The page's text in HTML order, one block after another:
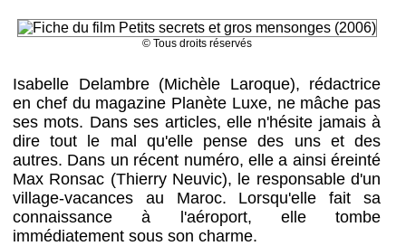
© Tous droits réservés
Isabelle Delambre (Michèle Laroque), rédactrice
en chef du magazine Planète Luxe, ne mâche pas
ses mots. Dans ses articles, elle n'hésite jamais à
dire tout le mal qu'elle pense des uns et des
autres. Dans un récent numéro, elle a ainsi éreinté
Max Ronsac (Thierry Neuvic), le responsable d'un
village-vacances au Maroc. Lorsqu'elle fait sa
connaissance à l'aéroport, elle tombe
immédiatement sous son charme.